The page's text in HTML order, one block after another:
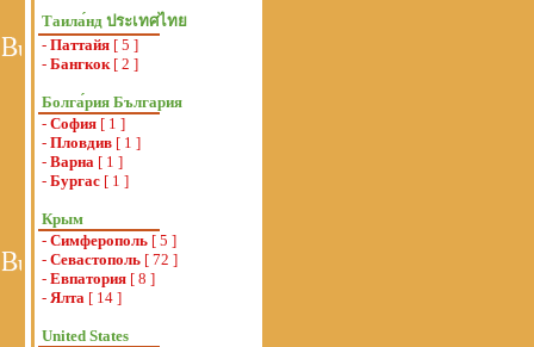
Таила́нд ประเทศไทย
- Паттайя [ 5 ]
- Бангкок[ 2 ]
Болга́рия България
- София [ 1 ]
- Пловдив [ 1 ]
- Варна [ 1 ]
- Бургас [ 1 ]
Крым
- Симферополь [ 5 ]
- Севастополь [ 72 ]
- Евпатория [ 8 ]
- Ялта [ 14 ]
United States